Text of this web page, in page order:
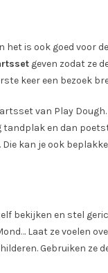
het is ook goed voor
geven zodat ze
keer een bezoek
van Play
en dan
kan je ook
bekijken en stel
Laat ze voelen
Gebruiken ze